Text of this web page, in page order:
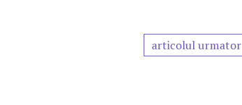
articolul urmator